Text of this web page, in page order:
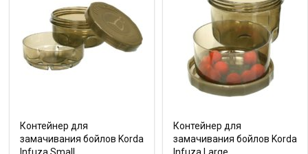
Контейнер для
замачивания бойлов Korda
Контейнер для
замачивания бойлов Korda